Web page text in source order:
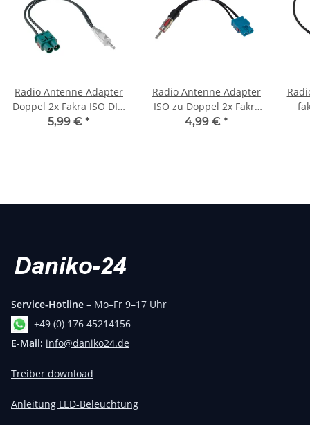
Radio Antenne Adapter
Doppel 2x Fakra ISO DIN
Radioantenne Stecker
5,99 € *
Radio Antenne Adapter
ISO zu Doppel 2x Fakra
DIN Radioantenne
4,99 € *
Service-Hotline – Mo–Fr 9–17 Uhr
+49 (0) 176 45214156
E-Mail: info@daniko24.de
Treiber download
Anleitung LED-Beleuchtung